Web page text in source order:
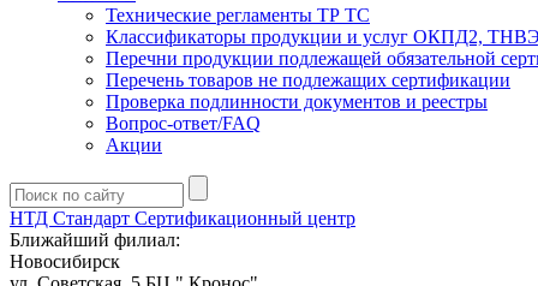
Технические регламенты ТР ТС
Классификаторы продукции и услуг ОКПД2,
Перечни продукции подлежащей обязательной
Перечень товаров не подлежащих сертификации
Проверка подлинности документов и реестры
Вопрос-ответ/FAQ
Акции
НТД Стандарт Сертификационный центр
Ближайший филиал:
Новосибирск